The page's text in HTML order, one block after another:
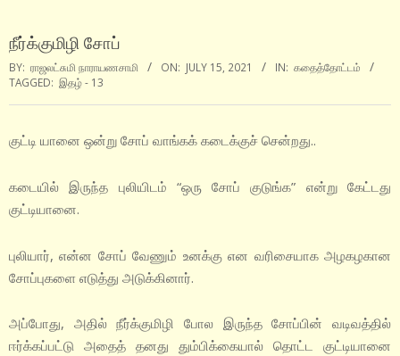
நீர்க்குமிழி சோப்
BY: ராஜலட்சுமி நாராயணசாமி ON: JULY 15, 2021 IN: கதைத்தோட்டம்
TAGGED: இதழ் - 13
குட்டி யானை ஒன்று சோப் வாங்கக் கடைக்குச் சென்றது..
கடையில் இருந்த புலியிடம் “ஒரு சோப் குடுங்க” என்று கேட்டது
குட்டியானை.
புலியார், என்ன சோப் வேணும் உனக்கு என வரிசையாக அழகழகான
சோப்புகளை எடுத்து அடுக்கினார்.
அப்போது, அதில் நீர்க்குமிழி போல இருந்த சோப்பின் வடிவத்தில்
ஈர்க்கப்பட்டு அதைத் தனது தும்பிக்கையால் தொட்ட குட்டியானை